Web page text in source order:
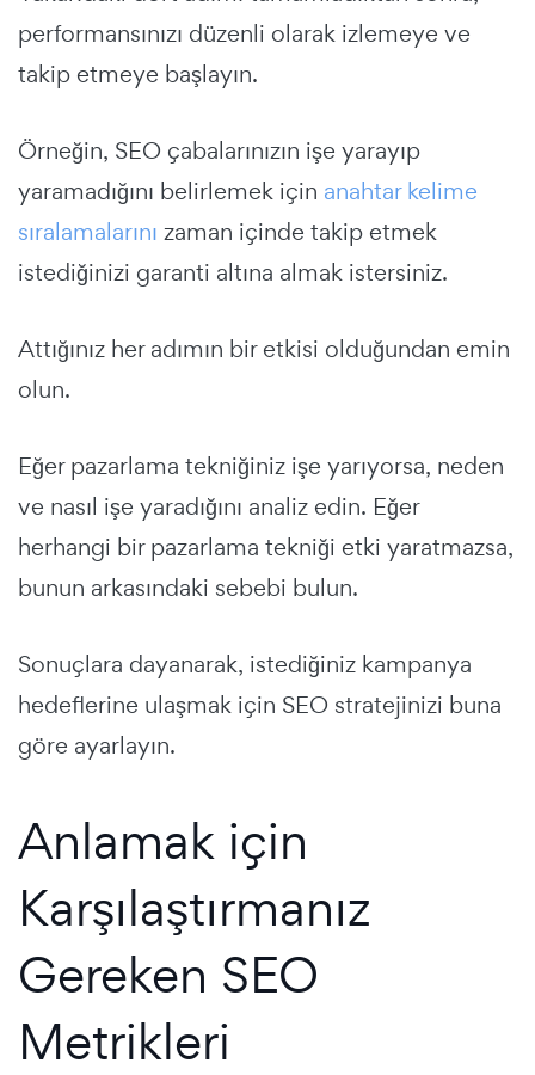
performansınızı düzenli olarak izlemeye ve
takip etmeye başlayın.
Örneğin, SEO çabalarınızın işe yarayıp
yaramadığını belirlemek için anahtar kelime
sıralamalarını zaman içinde takip etmek
istediğinizi garanti altına almak istersiniz.
Attığınız her adımın bir etkisi olduğundan emin
olun.
Eğer pazarlama tekniğiniz işe yarıyorsa, neden
ve nasıl işe yaradığını analiz edin. Eğer
herhangi bir pazarlama tekniği etki yaratmazsa,
bunun arkasındaki sebebi bulun.
Sonuçlara dayanarak, istediğiniz kampanya
hedeflerine ulaşmak için SEO stratejinizi buna
göre ayarlayın.
Anlamak için
Karşılaştırmanız
Gereken SEO
Metrikleri